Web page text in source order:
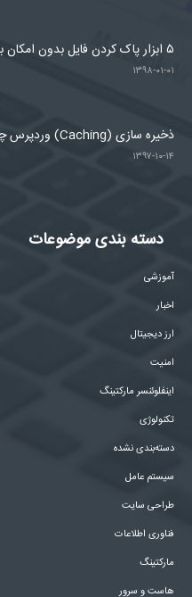
۵ ابزار پاک کردن فایل بدون امکان بازیابی
۱۳۹۸-۰۱-۰۱
ذخیره سازی (Caching) وردپرس چگونه کار می کند
۱۳۹۷-۱۰-۱۴
دسته بندی موضوعات
آموزشی
اخبار
ارز دیجیتال
امنیت
اینفلوئنسر مارکتینگ
تکنولوژی
دسته‌بندی نشده
سیستم عامل
طراحی سایت
فناوری اطلاعات
مارکتینگ
هاست و سرور